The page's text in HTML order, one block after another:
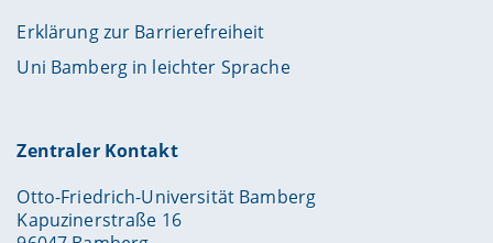
Erklärung zur Barrierefreiheit
Uni Bamberg in leichter Sprache
Zentraler Kontakt
Otto-Friedrich-Universität Bamberg
Kapuzinerstraße 16